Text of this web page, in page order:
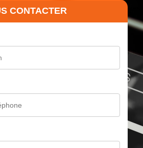
CONTACTER